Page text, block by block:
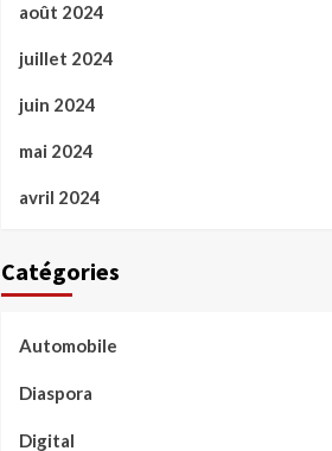
août 2024
juillet 2024
juin 2024
mai 2024
avril 2024
Catégories
Automobile
Diaspora
Digital